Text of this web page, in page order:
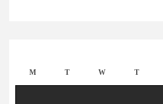
M T W T